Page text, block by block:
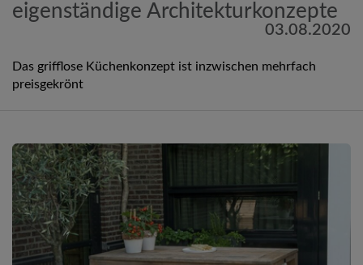
eigenständige Architekturkonzepte
03.08.2020
Das grifflose Küchenkonzept ist inzwischen mehrfach
preisgekrönt